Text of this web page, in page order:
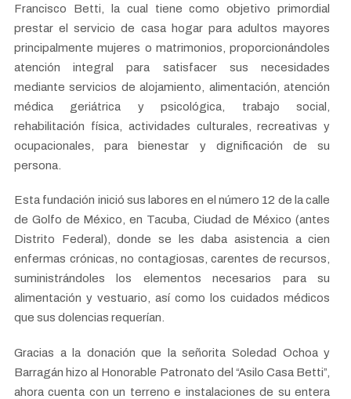
Francisco Betti, la cual tiene como objetivo primordial
prestar el servicio de casa hogar para adultos mayores
principalmente mujeres o matrimonios, proporcionándoles
atención integral para satisfacer sus necesidades
mediante servicios de alojamiento, alimentación, atención
médica geriátrica y psicológica, trabajo social,
rehabilitación física, actividades culturales, recreativas y
ocupacionales, para bienestar y dignificación de su
persona.
Esta fundación inició sus labores en el número 12 de la calle
de Golfo de México, en Tacuba, Ciudad de México (antes
Distrito Federal), donde se les daba asistencia a cien
enfermas crónicas, no contagiosas, carentes de recursos,
suministrándoles los elementos necesarios para su
alimentación y vestuario, así como los cuidados médicos
que sus dolencias requerían.
Gracias a la donación que la señorita Soledad Ochoa y
Barragán hizo al Honorable Patronato del “Asilo Casa Betti”,
ahora cuenta con un terreno e instalaciones de su entera